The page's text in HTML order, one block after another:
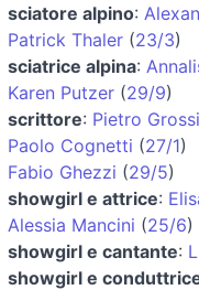
sciatore alpino:
Patrick Thaler (23/3)
sciatrice alpina:
Karen Putzer (29/9)
scrittore: Pietro
Paolo Cognetti (27/1)
Fabio Ghezzi (29/5)
showgirl e attrice:
Alessia Mancini (25/6)
showgirl e cantante:
showgirl e